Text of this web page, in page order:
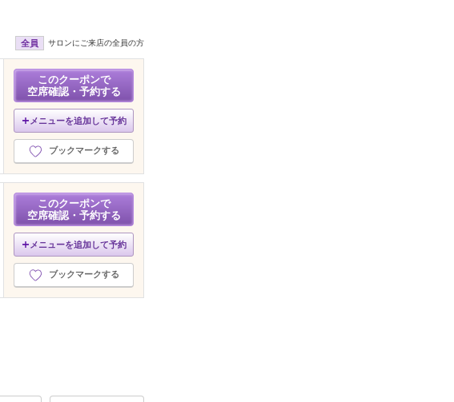
全員 サロンにご来店の全員の方
このクーポンで
空席確認・予約する
メニューを追加して予約
ブックマークする
このクーポンで
空席確認・予約する
メニューを追加して予約
ブックマークする